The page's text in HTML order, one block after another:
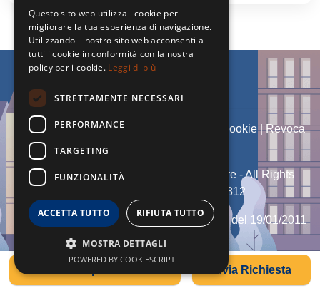
Invia Richiesta
Admin |Informativa Privacy Informativa Cookie|Revoca
© Copyright 2026 - Dg Group Immobiliare - All Rights
reserved - Part. IVA 02315610812
Iscritto al Ruolo Agente Immobiliare n° 460 del 19/01/2011
Software gestionale immobiliare - GestionaleRe.it
Questo sito web utilizza i cookie per
migliorare la tua esperienza di navigazione.
Utilizzando il nostro sito web acconsenti a
tutti i cookie in conformità con la nostra
policy per i cookie. Leggi di più
STRETTAMENTE NECESSARI
PERFORMANCE
TARGETING
FUNZIONALITÀ
ACCETTA TUTTO RIFIUTA TUTTO
MOSTRA DETTAGLI
POWERED BY COOKIESCRIPT